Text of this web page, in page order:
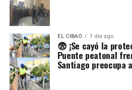
EL CIBAO 1 día ago
😨 ¡Se cayó la
Puente peatonal
Santiago preocupa